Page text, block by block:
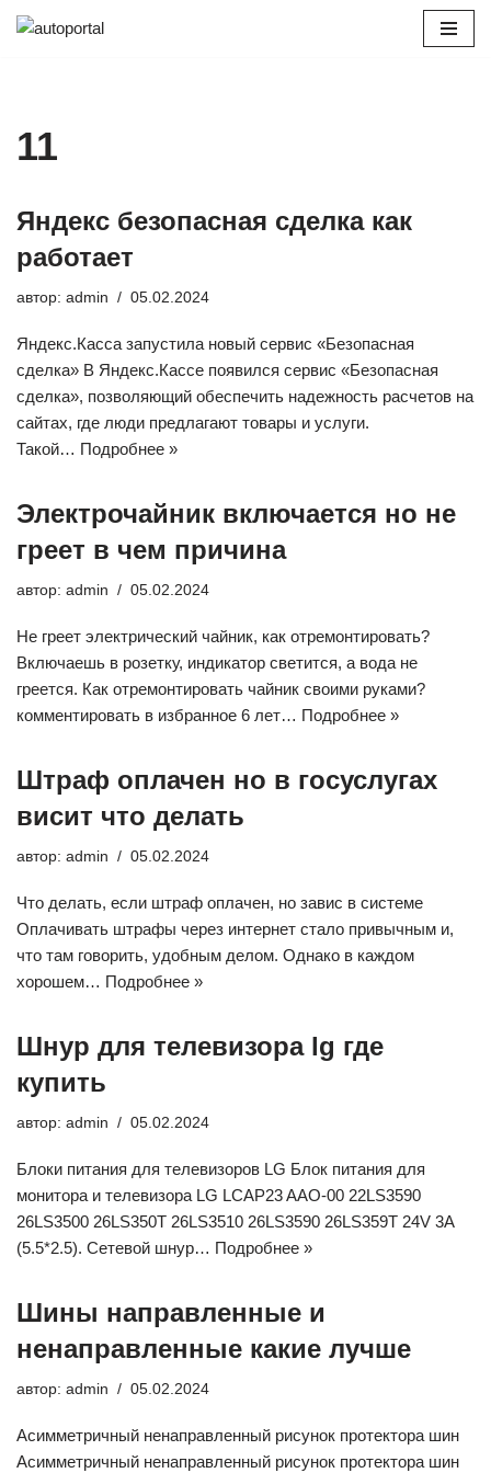
11
Яндекс безопасная сделка как
работает
автор: admin 05.02.2024
Яндекс.Касса запустила новый сервис «Безопасная
сделка» В Яндекс.Кассе появился сервис «Безопасная
сделка», позволяющий обеспечить надежность расчетов на
сайтах, где люди предлагают товары и услуги.
Такой… Подробнее »
Электрочайник включается но не
греет в чем причина
автор: admin 05.02.2024
Не греет электрический чайник, как отремонтировать?
Включаешь в розетку, индикатор светится, а вода не
греется. Как отремонтировать чайник своими руками?
комментировать в избранное 6 лет… Подробнее »
Штраф оплачен но в госуслугах
висит что делать
автор: admin 05.02.2024
Что делать, если штраф оплачен, но завис в системе
Оплачивать штрафы через интернет стало привычным и,
что там говорить, удобным делом. Однако в каждом
хорошем… Подробнее »
Шнур для телевизора lg где
купить
автор: admin 05.02.2024
Блоки питания для телевизоров LG Блок питания для
монитора и телевизора LG LCAP23 AAO-00 22LS3590
26LS3500 26LS350T 26LS3510 26LS3590 26LS359T 24V 3A
(5.5*2.5). Сетевой шнур… Подробнее »
Шины направленные и
ненаправленные какие лучше
автор: admin 05.02.2024
Асимметричный ненаправленный рисунок протектора шин
Асимметричный ненаправленный рисунок протектора шин